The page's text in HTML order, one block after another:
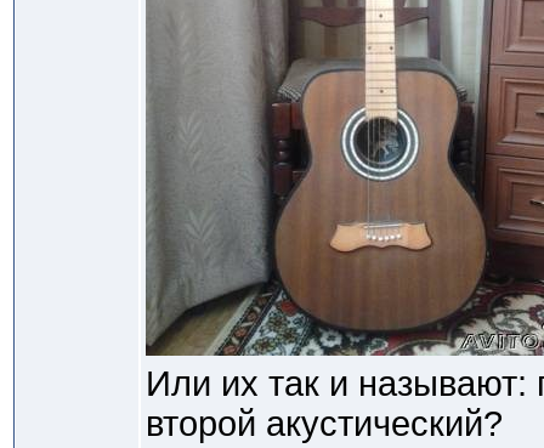
Или их так и
второй акустический?